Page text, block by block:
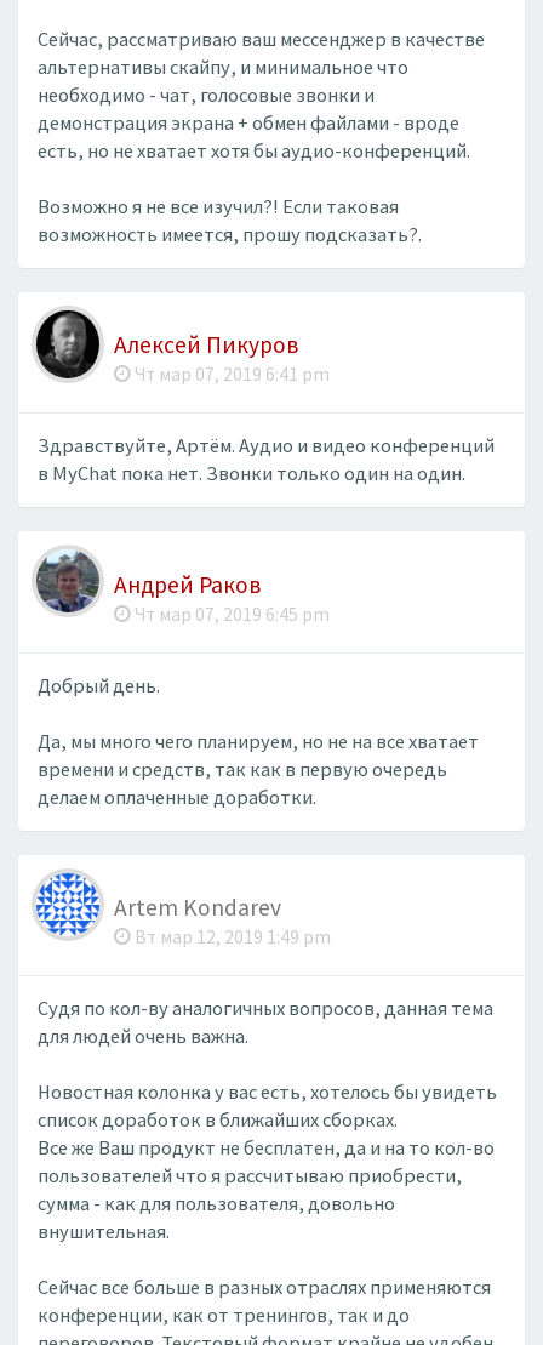
Сейчас, рассматриваю ваш мессенджер в качестве
альтернативы скайпу, и минимальное что
необходимо - чат, голосовые звонки и
демонстрация экрана + обмен файлами - вроде
есть, но не хватает хотя бы аудио-конференций.
Возможно я не все изучил?! Если таковая
возможность имеется, прошу подсказать?.
Алексей Пикуров
Чт мар 07, 2019 6:41 pm
Здравствуйте, Артём. Аудио и видео конференций
в MyChat пока нет. Звонки только один на один.
Андрей Раков
Чт мар 07, 2019 6:45 pm
Добрый день.
Да, мы много чего планируем, но не на все хватает
времени и средств, так как в первую очередь
делаем оплаченные доработки.
Artem Kondarev
Вт мар 12, 2019 1:49 pm
Судя по кол-ву аналогичных вопросов, данная тема
для людей очень важна.
Новостная колонка у вас есть, хотелось бы увидеть
список доработок в ближайших сборках.
Все же Ваш продукт не бесплатен, да и на то кол-во
пользователей что я рассчитываю приобрести,
сумма - как для пользователя, довольно
внушительная.
Сейчас все больше в разных отраслях применяются
конференции, как от тренингов, так и до